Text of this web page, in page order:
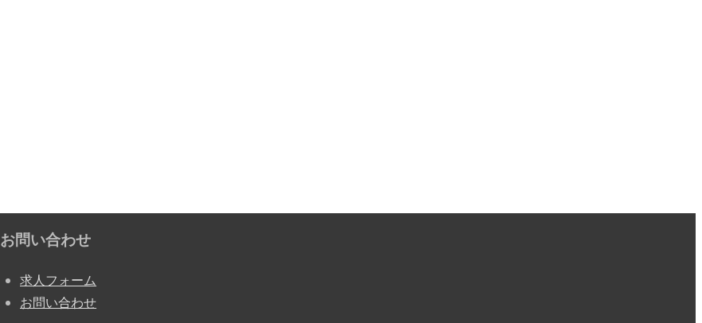
お問い合わせ
求人フォーム
お問い合わせ